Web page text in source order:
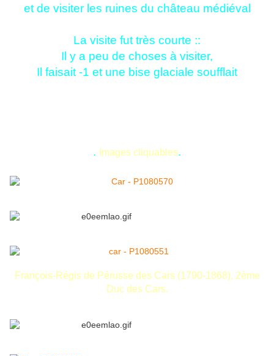
et de visiter les ruines du château médiéval
La visite fut très courte ::
Il y a peu de choses à visiter,
Il faisait -1 et une bise glaciale soufflait
. Images cliquables.
François-Régis de Pérusse des Cars (1790-1868), 2ème
Duc des Cars.